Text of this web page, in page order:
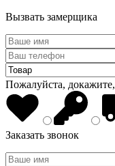
Вызвать замерщика
Пожалуйста,
Заказать звонок